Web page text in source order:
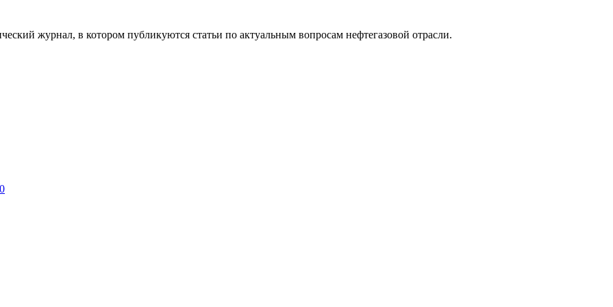
журнал, в котором публикуются статьи по актуальным вопросам нефтегазовой отрасли.